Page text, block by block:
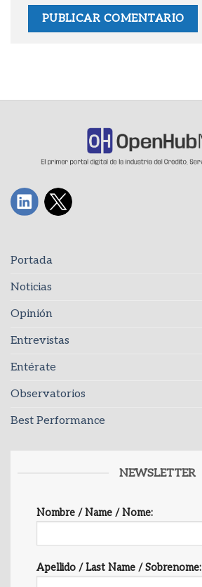
Portada
Noticias
Opinión
Entrevistas
Entérate
Observatorios
Best Performance
NEWSLETTER
Nombre / Name / Nome:
Apellido / Last Name / Sobrenome: